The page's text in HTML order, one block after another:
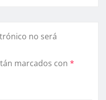
no será
marcados con *